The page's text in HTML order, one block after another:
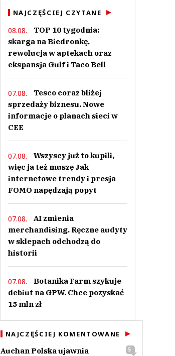
NAJCZĘŚCIEJ CZYTANE
08.08.
TOP 10 tygodnia:
skarga na Biedronkę,
rewolucja w aptekach oraz
ekspansja Gulf i Taco Bell
07.08.
Tesco coraz bliżej
sprzedaży biznesu. Nowe
informacje o planach sieci w
CEE
07.08.
Wszyscy już to kupili,
więc ja też muszę Jak
internetowe trendy i presja
FOMO napędzają popyt
07.08.
AI zmienia
merchandising. Ręczne audyty
w sklepach odchodzą do
historii
07.08.
Botanika Farm szykuje
debiut na GPW. Chce pozyskać
15 mln zł
NAJCZĘŚCIEJ KOMENTOWANE
Auchan Polska ujawnia
5